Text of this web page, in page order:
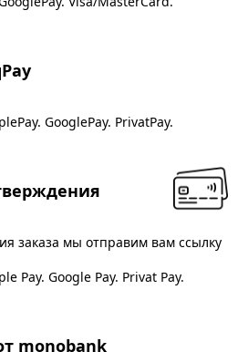
GooglePay. PrivatPay.
заказа мы отправим вам ссылку
Pay. Google Pay. Privat Pay.
monobank